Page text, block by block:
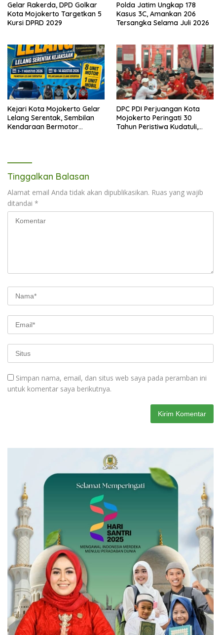
Gelar Rakerda, DPD Golkar
Kota Mojokerto Targetkan 5
Kursi DPRD 2029
Polda Jatim Ungkap 178
Kasus 3C, Amankan 206
Tersangka Selama Juli 2026
Kejari Kota Mojokerto Gelar
Lelang Serentak, Sembilan
Kendaraan Bermotor
DPC PDI Perjuangan Kota
Mojokerto Peringati 30
Tahun Peristiwa Kudatuli,
Tinggalkan Balasan
Alamat email Anda tidak akan dipublikasikan. Ruas yang wajib
ditandai *
Simpan nama, email, dan situs web saya pada peramban ini
untuk komentar saya berikutnya.